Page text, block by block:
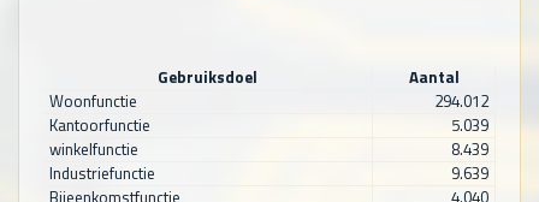
Gebruiksdoel
Aantal
Woonfunctie
294.012
Kantoorfunctie
5.039
winkelfunctie
8.439
Industriefunctie
9.639
Bijeenkomstfunctie
4.040